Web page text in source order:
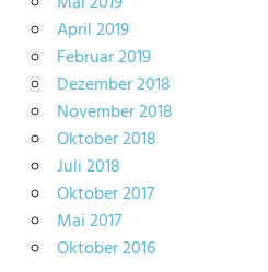
April 2019
Februar 2019
Dezember 2018
November 2018
Oktober 2018
Juli 2018
Oktober 2017
Mai 2017
Oktober 2016